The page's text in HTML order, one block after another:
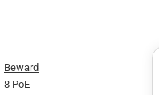
Beward
8 PoE